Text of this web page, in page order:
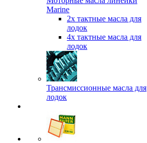
Marine
2х тактные масла для
лодок
4х тактные масла для
лодок
Трансмиссионные масла для
лодок